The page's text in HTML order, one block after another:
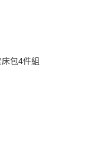
包4件組